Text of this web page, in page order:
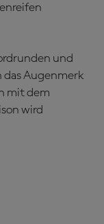
und
das Augenmerk
mit dem
wird